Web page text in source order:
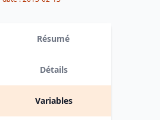
Résumé
Détails
Variables